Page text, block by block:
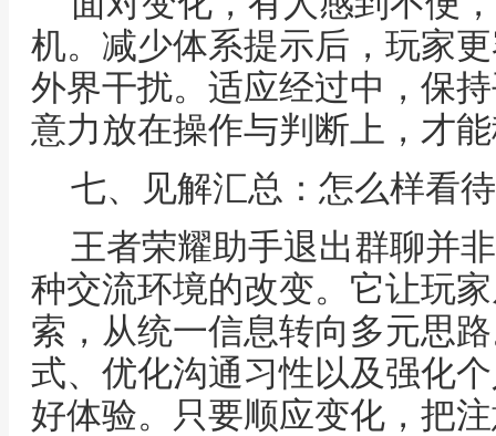
机。减少体系提示后，玩家
外界干扰。适应经过中，保
意力放在操作与判断上，才
七、见解汇总：怎么样看
王者荣耀助手退出群聊并
种交流环境的改变。它让玩
索，从统一信息转向多元思
式、优化沟通习性以及强化
好体验。只要顺应变化，把